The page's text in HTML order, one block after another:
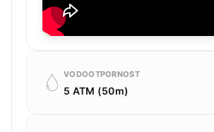
VODOOTPORNOST
5 ATM (50m)